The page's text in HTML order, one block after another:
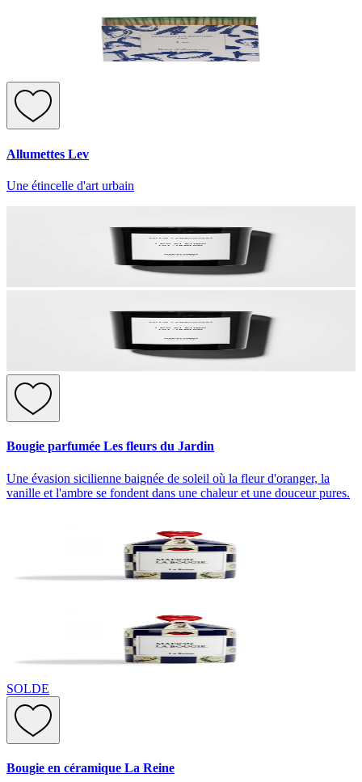
Allumettes Lev
Une étincelle d'art urbain
Bougie parfumée Les fleurs du Jardin
Une évasion sicilienne baignée de soleil où la fleur d'oranger, la
vanille et l'ambre se fondent dans une chaleur et une douceur pures.
SOLDE
Bougie en céramique La Reine